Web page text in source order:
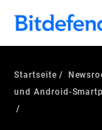
Startseite
und Android-